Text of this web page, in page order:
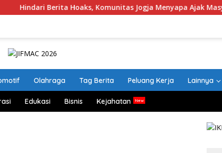
Hoaks, Komunitas Jogja Menyapa Ajak Masyarakat Lebih
Olahraga Tag Berita Peluang Kerja Lainnya
Edukasi Bisnis Kejahatan